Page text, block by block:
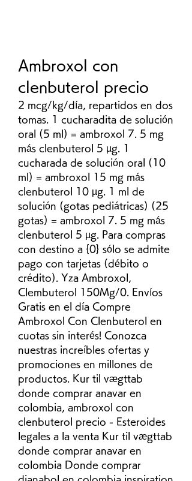
Ambroxol con
clenbuterol precio
2 mcg/kg/día, repartidos en dos
tomas. 1 cucharadita de solución
oral (5 ml) = ambroxol 7. 5 mg
más clenbuterol 5 µg. 1
cucharada de solución oral (10
ml) = ambroxol 15 mg más
clenbuterol 10 µg. 1 ml de
solución (gotas pediátricas) (25
gotas) = ambroxol 7. 5 mg más
clenbuterol 5 µg. Para compras
con destino a {0} sólo se admite
pago con tarjetas (débito o
crédito). Yza Ambroxol,
Clembuterol 150Mg/0. Envíos
Gratis en el día Compre
Ambroxol Con Clenbuterol en
cuotas sin interés! Conozca
nuestras increíbles ofertas y
promociones en millones de
productos. Kur til vægttab
donde comprar anavar en
colombia, ambroxol con
clenbuterol precio - Esteroides
legales a la venta Kur til vægttab
donde comprar anavar en
colombia Donde comprar